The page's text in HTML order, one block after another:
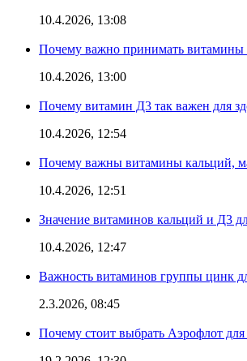
10.4.2026, 13:08
Почему важно принимать витамины
10.4.2026, 13:00
Почему витамин Д3 так важен для
10.4.2026, 12:54
Почему важны витамины кальций,
10.4.2026, 12:51
Значение витаминов кальций и Д3
10.4.2026, 12:47
Важность витаминов группы цинк
2.3.2026, 08:45
Почему стоит выбрать Аэрофлот